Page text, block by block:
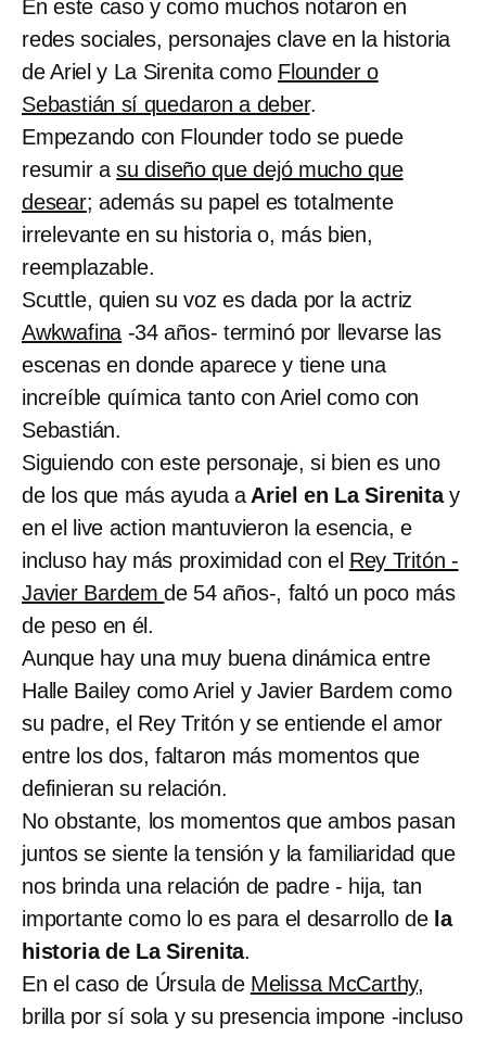
En este caso y como muchos notaron en
redes sociales, personajes clave en la historia
de Ariel y La Sirenita como Flounder o
Sebastián sí quedaron a deber.
Empezando con Flounder todo se puede
resumir asu diseño que dejó mucho que
desear; además su papel es totalmente
irrelevante en su historia o, más bien,
reemplazable.
Scuttle, quien su voz es dada por la actriz
Awkwafina -34 años- terminó por llevarse las
escenas en donde aparece y tiene una
increíble química tanto con Ariel como con
Sebastián.
Siguiendo con este personaje, si bien es uno
de los que más ayuda aAriel en La Sirenitay
en el live action mantuvieron la esencia, e
incluso hay más proximidad con el Rey Tritón -
Javier Bardemde 54 años-, faltó un poco más
de peso en él.
Aunque hay una muy buena dinámica entre
Halle Bailey como Ariel y Javier Bardem como
su padre, el Rey Tritón y se entiende el amor
entre los dos, faltaron más momentos que
definieran su relación.
No obstante, los momentos que ambos pasan
juntos se siente la tensión y la familiaridad que
nos brinda una relación de padre - hija, tan
importante como lo es para el desarrollo dela
historia de La Sirenita.
En el caso de Úrsula de Melissa McCarthy,
brilla por sí sola y su presencia impone -incluso